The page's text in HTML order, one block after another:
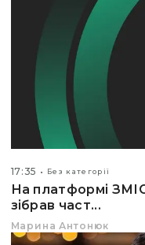
17:35 Без категорії
На платформі
зібрав част...
Марина Антонюк